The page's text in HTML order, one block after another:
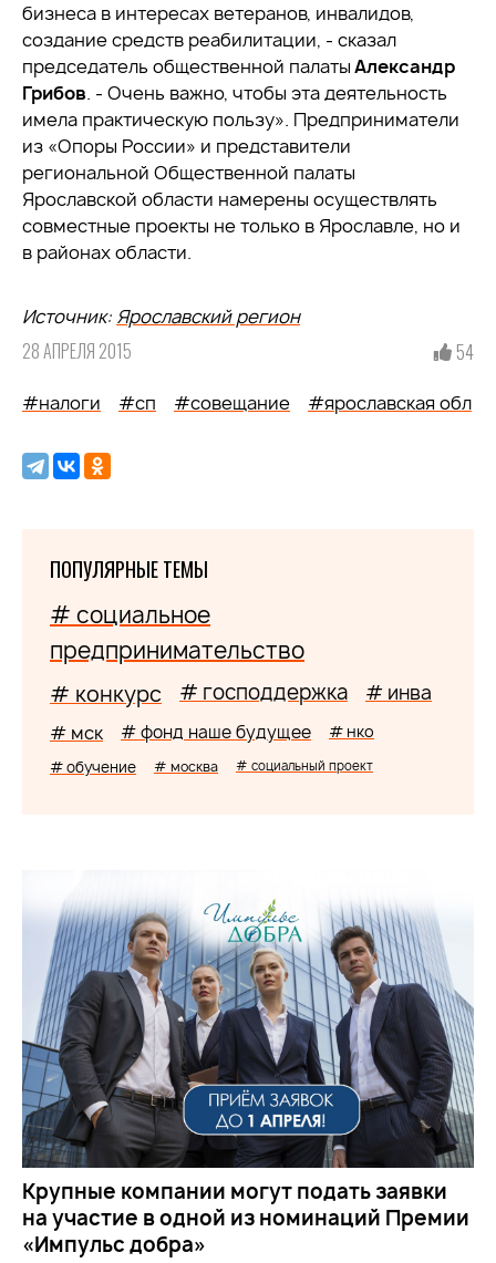
бизнеса в интересах ветеранов, инвалидов,
создание средств реабилитации, - сказал
председатель общественной палатыАлександр
Грибов. - Очень важно, чтобы эта деятельность
имела практическую пользу». Предприниматели
из «Опоры России» и представители
региональной Общественной палаты
Ярославской области намерены осуществлять
совместные проекты не только в Ярославле, но и
в районах области.
Источник: Ярославский регион
28 АПРЕЛЯ 2015 54
#налоги #сп #совещание #ярославская обл
ПОПУЛЯРНЫЕ ТЕМЫ
# социальное
предпринимательство
# конкурс # господдержка # инва
# мск # фонд наше будущее # нко
# обучение # москва # социальный проект
Крупные компании могут подать заявки
на участие в одной из номинаций Премии
«Импульс добра»